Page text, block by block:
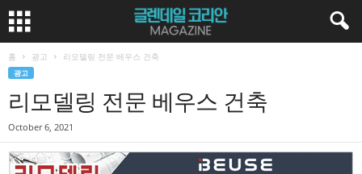
홈 광고 리모델링 전문 베우스 건축
광고
리모델링 전문 베우스 건축
October 6, 2021